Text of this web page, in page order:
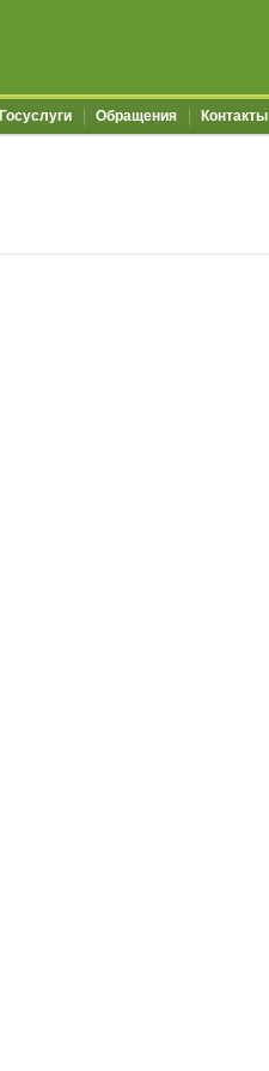
Госуслуги Обращения Контакты